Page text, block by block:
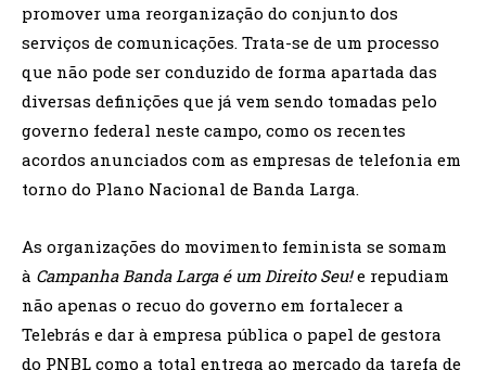
promover uma reorganização do conjunto dos
serviços de comunicações. Trata-se de um processo
que não pode ser conduzido de forma apartada das
diversas definições que já vem sendo tomadas pelo
governo federal neste campo, como os recentes
acordos anunciados com as empresas de telefonia em
torno do Plano Nacional de Banda Larga.
As organizações do movimento feminista se somam
à Campanha Banda Larga é um Direito Seu!e repudiam
não apenas o recuo do governo em fortalecer a
Telebrás e dar à empresa pública o papel de gestora
do PNBL como a total entrega ao mercado da tarefa de